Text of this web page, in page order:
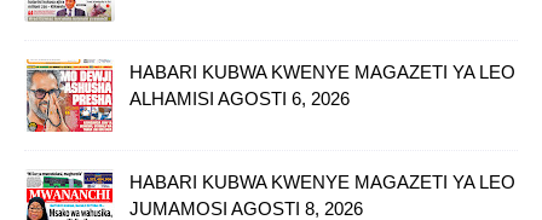
HABARI KUBWA KWENYE MAGAZETI YA LEO
ALHAMISI AGOSTI 6, 2026
HABARI KUBWA KWENYE MAGAZETI YA LEO
JUMAMOSI AGOSTI 8, 2026